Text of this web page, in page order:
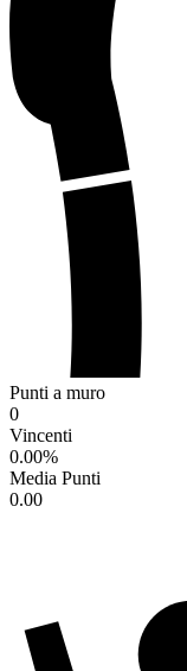
Punti a muro
0
Vincenti
0.00%
Media Punti
0.00